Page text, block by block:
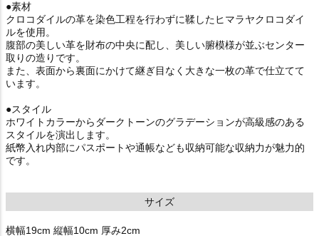
●素材
クロコダイルの革を染色工程を行わずに鞣したヒマラヤクロコダイ
ルを使用。
腹部の美しい革を財布の中央に配し、美しい腑模様が並ぶセンター
取りの造りです。
また、表面から裏面にかけて継ぎ目なく大きな一枚の革で仕立てて
います。
●スタイル
ホワイトカラーからダークトーンのグラデーションが高級感のある
スタイルを演出します。
紙幣入れ内部にパスポートや通帳なども収納可能な収納力が魅力的
です。
サイズ
横幅19cm 縦幅10cm 厚み2cm